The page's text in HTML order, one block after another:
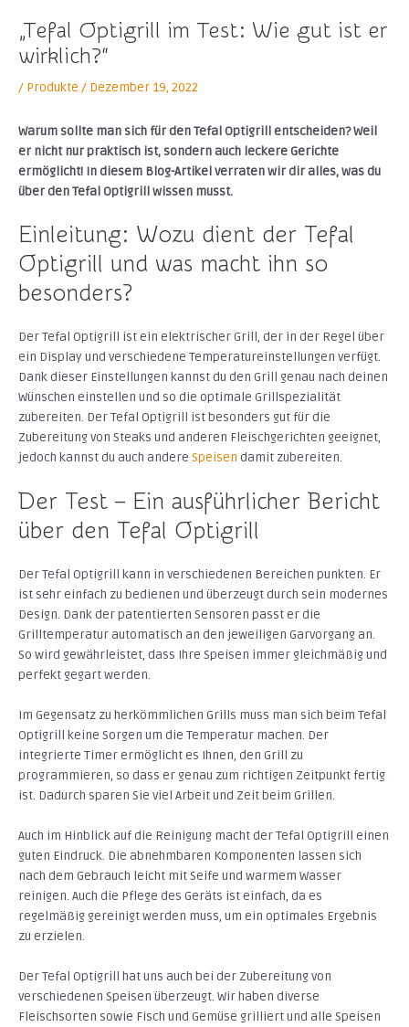
„Tefal Optigrill im Test: Wie gut ist er
wirklich?“
/ Produkte / Dezember 19, 2022
Warum sollte man sich für den Tefal Optigrill entscheiden? Weil
er nicht nur praktisch ist, sondern auch leckere Gerichte
ermöglicht! In diesem Blog-Artikel verraten wir dir alles, was du
über den Tefal Optigrill wissen musst.
Einleitung: Wozu dient der Tefal
Optigrill und was macht ihn so
besonders?
Der Tefal Optigrill ist ein elektrischer Grill, der in der Regel über
ein Display und verschiedene Temperatureinstellungen verfügt.
Dank dieser Einstellungen kannst du den Grill genau nach deinen
Wünschen einstellen und so die optimale Grillspezialität
zubereiten. Der Tefal Optigrill ist besonders gut für die
Zubereitung von Steaks und anderen Fleischgerichten geeignet,
jedoch kannst du auch andere Speisen damit zubereiten.
Der Test – Ein ausführlicher Bericht
über den Tefal Optigrill
Der Tefal Optigrill kann in verschiedenen Bereichen punkten. Er
ist sehr einfach zu bedienen und überzeugt durch sein modernes
Design. Dank der patentierten Sensoren passt er die
Grilltemperatur automatisch an den jeweiligen Garvorgang an.
So wird gewährleistet, dass Ihre Speisen immer gleichmäßig und
perfekt gegart werden.
Im Gegensatz zu herkömmlichen Grills muss man sich beim Tefal
Optigrill keine Sorgen um die Temperatur machen. Der
integrierte Timer ermöglicht es Ihnen, den Grill zu
programmieren, so dass er genau zum richtigen Zeitpunkt fertig
ist. Dadurch sparen Sie viel Arbeit und Zeit beim Grillen.
Auch im Hinblick auf die Reinigung macht der Tefal Optigrill einen
guten Eindruck. Die abnehmbaren Komponenten lassen sich
nach dem Gebrauch leicht mit Seife und warmem Wasser
reinigen. Auch die Pflege des Geräts ist einfach, da es
regelmäßig gereinigt werden muss, um ein optimales Ergebnis
zu erzielen.
Der Tefal Optigrill hat uns auch bei der Zubereitung von
verschiedenen Speisen überzeugt. Wir haben diverse
Fleischsorten sowie Fisch und Gemüse grilliert und alle Speisen